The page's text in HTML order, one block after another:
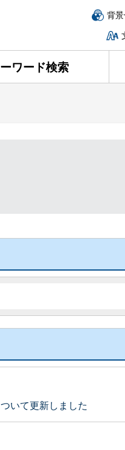
背
ワード検索
いて更新しました